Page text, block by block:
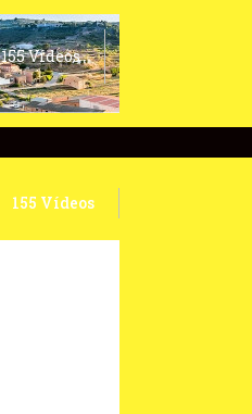
155 Vídeos
155 Vídeos